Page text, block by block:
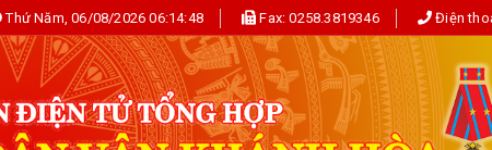
Thứ Năm, 06/08/2026 06:14:48 Fax:0258.3819346 Điện